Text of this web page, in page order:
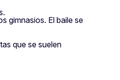
gimnasios. El baile se
que se suelen